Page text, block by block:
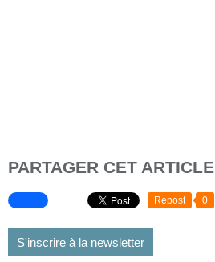
PARTAGER CET ARTICLE
Repost 0
S'inscrire à la newsletter